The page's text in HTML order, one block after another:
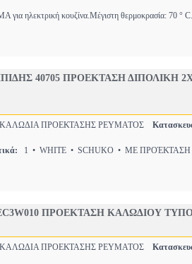
για ηλεκτρική κουζίνα.Μέγιστη θερμοκρασία: 70
40705 ΠΡΟΕΚΤΑΣΗ ΔΙΠΟΛΙΚΗ
ΚΑΛΩΔΙΑ ΠΡΟΕΚΤΑΣΗΣ ΡΕΥΜΑΤΟΣ
1 • WHITE • SCHUKO • ΜΕ ΠΡΟΈΚΤΑΣΗ
ΠΡΟΕΚΤΑΣΗ ΚΑΛΩΔΙΟΥ
ΚΑΛΩΔΙΑ ΠΡΟΕΚΤΑΣΗΣ ΡΕΥΜΑΤΟΣ